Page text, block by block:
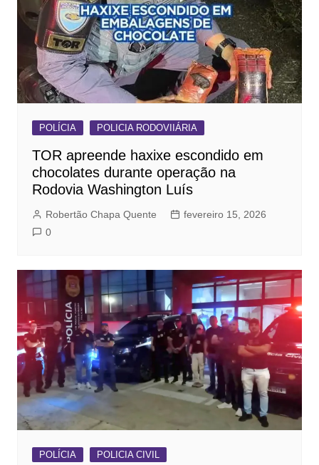
POLÍCIA POLICIA RODOVIIÁRIA
TOR apreende haxixe escondido em
chocolates durante operação na
Rodovia Washington Luís
Robertão Chapa Quente
fevereiro 15, 2026
0
POLÍCIA POLICIA CIVIL